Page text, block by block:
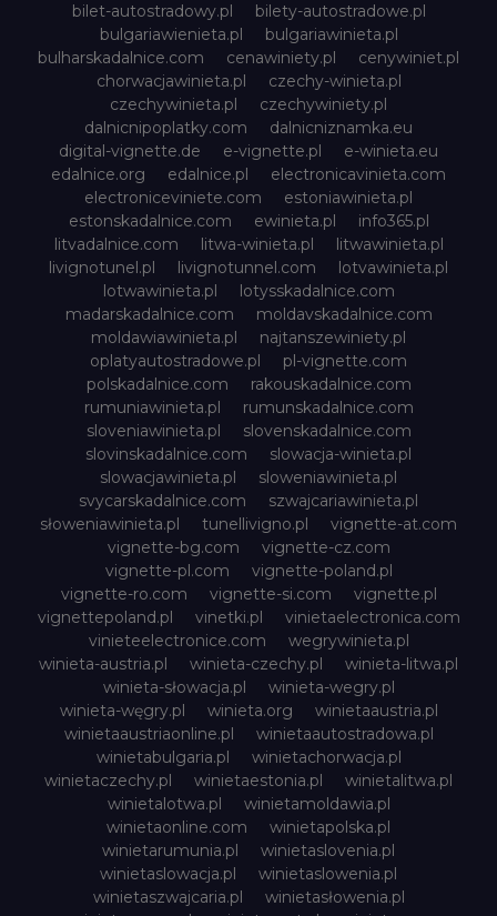
bilet-autostradowy.pl
bilety-autostradowe.pl
bulgariawienieta.pl
bulgariawinieta.pl
bulharskadalnice.com
cenawiniety.pl
cenywiniet.pl
chorwacjawinieta.pl
czechy-winieta.pl
czechywinieta.pl
czechywiniety.pl
dalnicnipoplatky.com
dalnicniznamka.eu
digital-vignette.de
e-vignette.pl
e-winieta.eu
edalnice.org
edalnice.pl
electronicavinieta.com
electroniceviniete.com
estoniawinieta.pl
estonskadalnice.com
ewinieta.pl
info365.pl
litvadalnice.com
litwa-winieta.pl
litwawinieta.pl
livignotunel.pl
livignotunnel.com
lotvawinieta.pl
lotwawinieta.pl
lotysskadalnice.com
madarskadalnice.com
moldavskadalnice.com
moldawiawinieta.pl
najtanszewiniety.pl
oplatyautostradowe.pl
pl-vignette.com
polskadalnice.com
rakouskadalnice.com
rumuniawinieta.pl
rumunskadalnice.com
sloveniawinieta.pl
slovenskadalnice.com
slovinskadalnice.com
slowacja-winieta.pl
slowacjawinieta.pl
sloweniawinieta.pl
svycarskadalnice.com
szwajcariawinieta.pl
słoweniawinieta.pl
tunellivigno.pl
vignette-at.com
vignette-bg.com
vignette-cz.com
vignette-pl.com
vignette-poland.pl
vignette-ro.com
vignette-si.com
vignette.pl
vignettepoland.pl
vinetki.pl
vinietaelectronica.com
vinieteelectronice.com
wegrywinieta.pl
winieta-austria.pl
winieta-czechy.pl
winieta-litwa.pl
winieta-słowacja.pl
winieta-wegry.pl
winieta-węgry.pl
winieta.org
winietaaustria.pl
winietaaustriaonline.pl
winietaautostradowa.pl
winietabulgaria.pl
winietachorwacja.pl
winietaczechy.pl
winietaestonia.pl
winietalitwa.pl
winietalotwa.pl
winietamoldawia.pl
winietaonline.com
winietapolska.pl
winietarumunia.pl
winietaslovenia.pl
winietaslowacja.pl
winietaslowenia.pl
winietaszwajcaria.pl
winietasłowenia.pl